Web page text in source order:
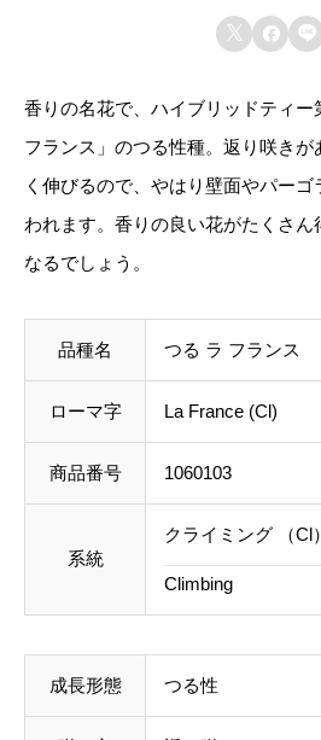
a
a
n
c
生育状況が各苗、また季節ごと
での表示と
また、送料につきましては、苗
育状況、本数などによって大き
ト上では未記載となっております
ご注文後にお送りする「ご注文
等に不都合ございましたら、メ
ルを承っております。
事前のお見積もりがご希望の場
ォーム」よりご連絡をお願いいた
  
香りの名花で、ハイブリッドティー
フランス」のつる性種。返り咲き
く伸びるので、やはり壁面やパー
われます。香りの良い花がたくさん
なるでしょう。
品種名 つる ラ フランス
ローマ字 La France (Cl)
商品番号 1060103
系統
クライミング （Cl）
Climbing
成長形態 つる性